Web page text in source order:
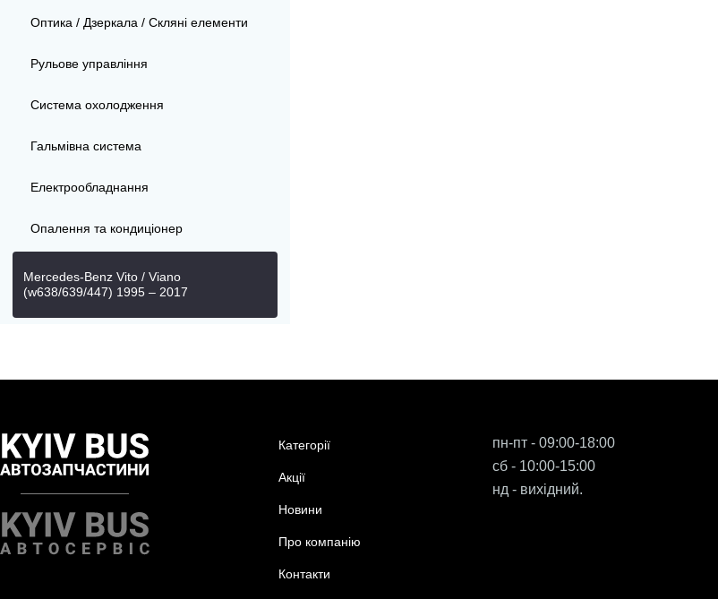
Оптика / Дзеркала / Скляні елементи
Рульове управління
Система охолодження
Гальмівна система
Електрообладнання
Опалення та кондиціонер
Mercedes-Benz Vito / Viano
(w638/639/447) 1995 – 2017
Категорії
Акції
Новини
Про компанію
Контакти
пн-пт - 09:00-18:00
сб - 10:00-15:00
нд - вихідний.